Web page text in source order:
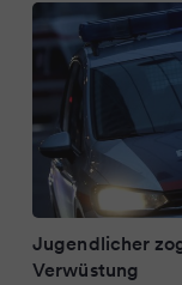
Jugendlicher
Verwüstung